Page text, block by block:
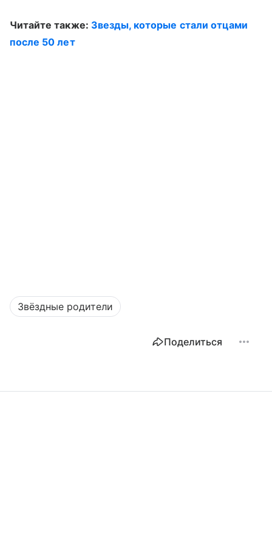
Читайте также: Звезды, которые стали отцами
после 50 лет
Звёздные родители
Поделиться